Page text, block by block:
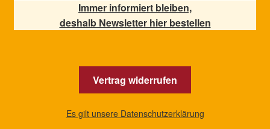
Immer informiert bleiben,
deshalb Newsletter hier bestellen
Vertrag widerrufen
Es gilt unsere Datenschutzerklärung